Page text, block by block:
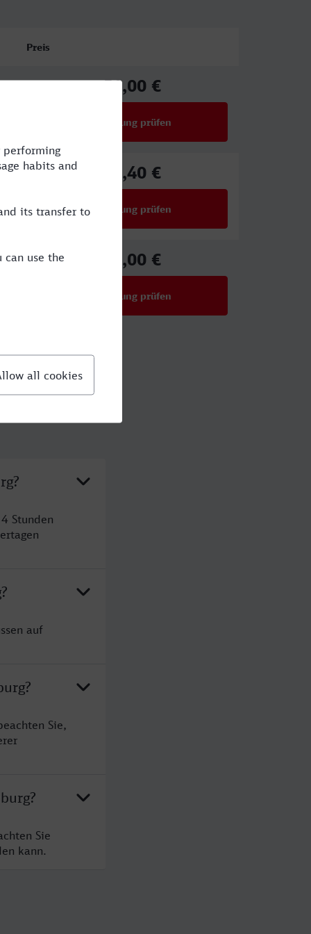
Preis
51,00 €
Verbindung prüfen
66,40 €
Verbindung prüfen
51,00 €
Verbindung prüfen
Stunden
auf
Sie,
Sie
kann.